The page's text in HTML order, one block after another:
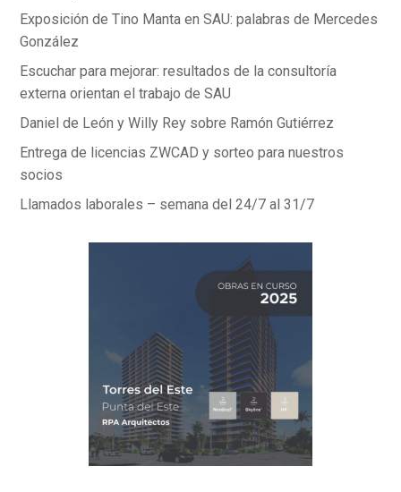
Exposición de Tino Manta en SAU: palabras de Mercedes
González
Escuchar para mejorar: resultados de la consultoría
externa orientan el trabajo de SAU
Daniel de León y Willy Rey sobre Ramón Gutiérrez
Entrega de licencias ZWCAD y sorteo para nuestros
socios
Llamados laborales – semana del 24/7 al 31/7